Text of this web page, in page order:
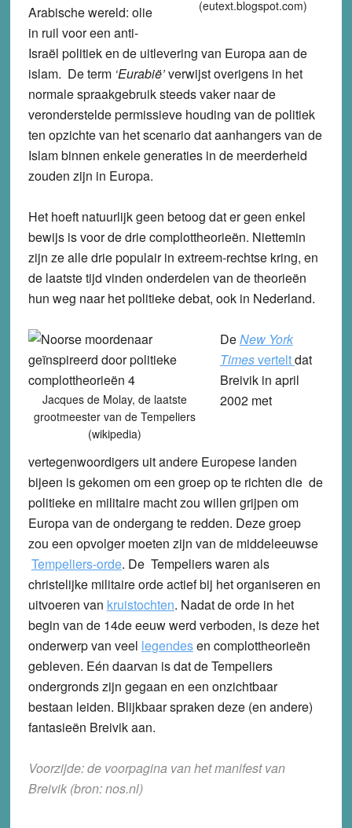
(eutext.blogspot.com)
Arabische wereld: olie
in ruil voor een anti-
Israël politiek en de uitlevering van Europa aan de
islam. De term ‘Eurabië’verwijst overigens in het
normale spraakgebruik steeds vaker naar de
veronderstelde permissieve houding van de politiek
ten opzichte van het scenario dat aanhangers van de
Islam binnen enkele generaties in de meerderheid
zouden zijn in Europa.
Het hoeft natuurlijk geen betoog dat er geen enkel
bewijs is voor de drie complottheorieën. Niettemin
zijn ze alle drie populair in extreem-rechtse kring, en
de laatste tijd vinden onderdelen van de theorieën
hun weg naar het politieke debat, ook in Nederland.
Jacques de Molay, de laatste
grootmeester van de Tempeliers
(wikipedia)
DeNew York
Timesverteltdat
Breivik in april
2002 met
vertegenwoordigers uit andere Europese landen
bijeen is gekomen om een groep op te richten die de
politieke en militaire macht zou willen grijpen om
Europa van de ondergang te redden. Deze groep
zou een opvolger moeten zijn van de middeleeuwse
Tempeliers-orde. De Tempeliers waren als
christelijke militaire orde actief bij het organiseren en
uitvoeren van kruistochten. Nadat de orde in het
begin van de 14de eeuw werd verboden, is deze het
onderwerp van veel legendesen complottheorieën
gebleven. Eén daarvan is dat de Tempeliers
ondergronds zijn gegaan en een onzichtbaar
bestaan leiden. Blijkbaar spraken deze (en andere)
fantasieën Breivik aan.
Voorzijde: de voorpagina van het manifest van
Breivik (bron: nos.nl)